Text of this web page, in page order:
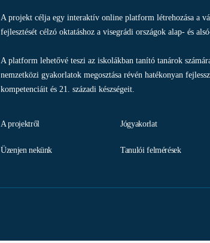
A projekt célja egy interaktív online platform létrehozása a
fejlesztését célzó oktatáshoz a visegrádi országok alap- és
A platform lehetővé teszi az iskolákban tanító tanárok
nemzetközi gyakorlatok megosztása révén hatékonyan
kompetenciáit és 21. századi készségeit.
A projektről
Üzenjen nekünk
Jógyakorlat
Tanulói felmérések